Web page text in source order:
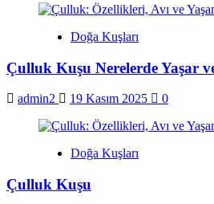
Doğa Kuşları
Çulluk Kuşu Nerelerde Yaşar
admin2 19 Kasım 2025 0
Doğa Kuşları
Çulluk Kuşu